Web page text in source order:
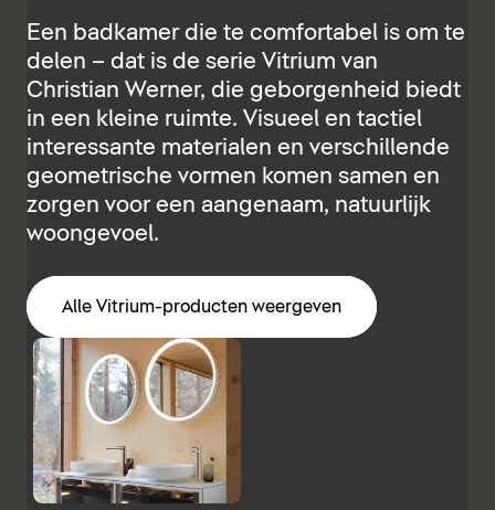
Een badkamer die te comfortabel is om te
delen – dat is de serie Vitrium van
Christian Werner, die geborgenheid biedt
in een kleine ruimte. Visueel en tactiel
interessante materialen en verschillende
geometrische vormen komen samen en
zorgen voor een aangenaam, natuurlijk
woongevoel.
Alle Vitrium-producten weergeven